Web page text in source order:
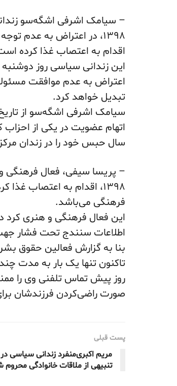
۱۳۹۸، در اعتراض به عدم
اقدام به اعتصاب غذا کرده
اعتراض به عدم موافقت
تبدیل خواهد کرد.
سیامک اشرفی اشگه‌سو از تاریخ ۳۰ خرداد ۱۳۹۵،
سال حبس خود را در زندان
۱۳۹۸، اقدام به اعتصاب
فرهنگی می‌باشد.
اطلاعات سنندج تحت فشار
بنا به گزارش فعالین حقوق
روز پیش تماس تلفنی وی را
صورت راضی‌کردن فرزندشان برای
پست قبلی
مریم اکبری‌منفرد زندانی سیاسی
تنبیهی از ملاقات خانوادگی